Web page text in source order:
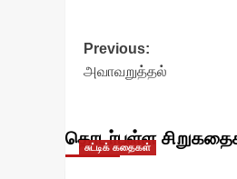
Post
navigation
Previous:
அவாவறுத்தல்
தொடர்புள்ள
சுட்டிக் கதைகள்